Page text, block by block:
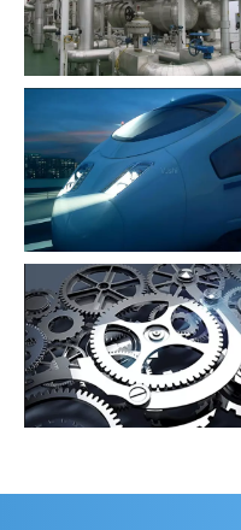
Equipaggiamento ambientale
ingegneria dei trasporti